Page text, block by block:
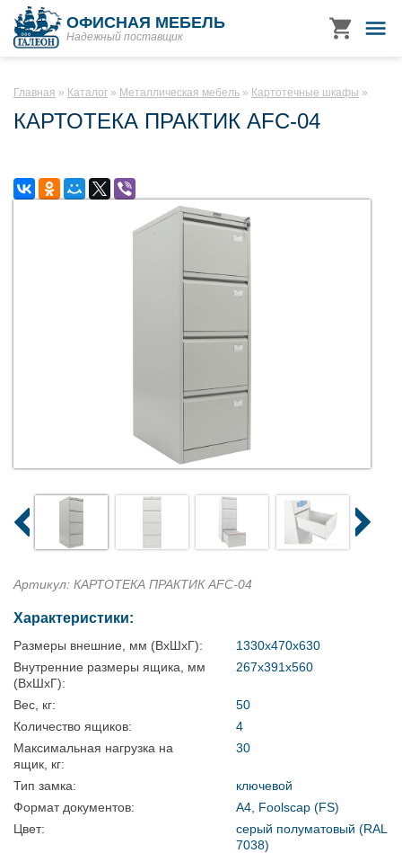
ОФИСНАЯ МЕБЕЛЬ
Надежный поставщик
Главная Каталог Металлическая мебель Картотечные шкафы
КАРТОТЕКА ПРАКТИК AFC-04
Артикул: КАРТОТЕКА ПРАКТИК AFC-04
Характеристики:
Размеры внешние, мм (ВхШхГ):
1330x470x630
Внутренние размеры ящика, мм
(ВхШхГ):
267х391х560
Вес, кг:
50
Количество ящиков:
4
Максимальная нагрузка на
ящик, кг:
30
Тип замка:
ключевой
Формат документов:
A4, Foolscap (FS)
Цвет:
серый полуматовый (RAL
7038)